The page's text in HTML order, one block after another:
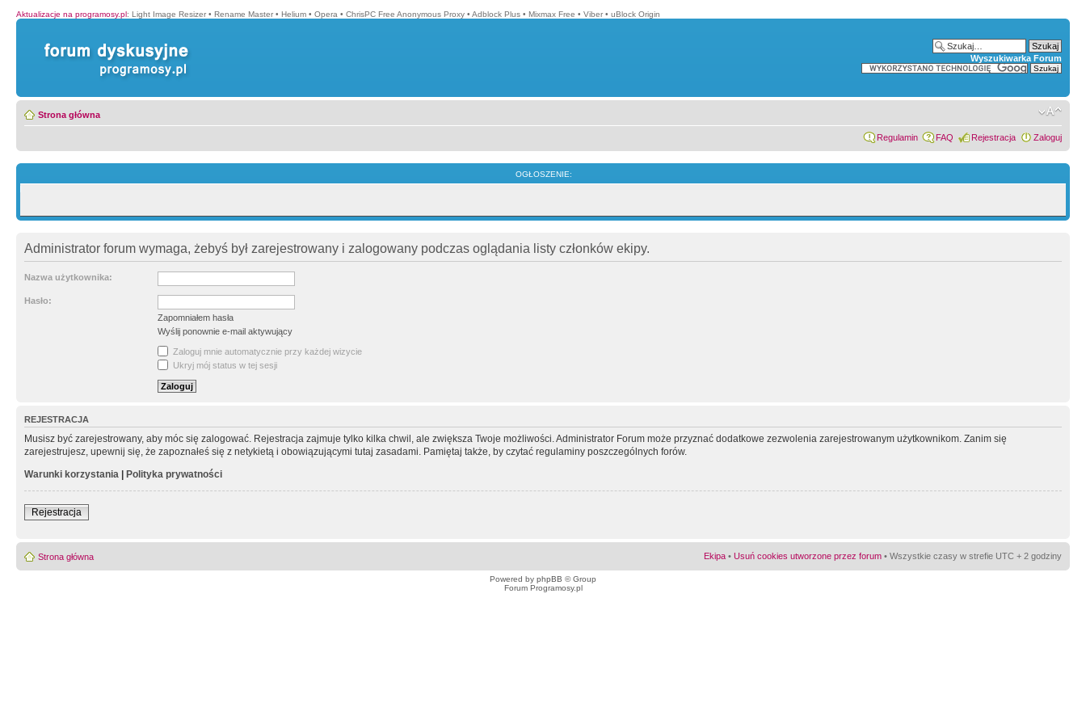
Aktualizacje na programosy.pl: Light Image Resizer • Rename Master • Helium • Opera • ChrisPC Free Anonymous Proxy • Adblock Plus • Mixmax Free • Viber • uBlock Origin
Wyszukiwarka Forum
Strona główna
Regulamin FAQ Rejestracja Zaloguj
OGŁOSZENIE:
Administrator forum wymaga, żebyś był zarejestrowany i zalogowany podczas oglądania listy członków ekipy.
Nazwa użytkownika:
Hasło:
Zapomniałem hasła
Wyślij ponownie e-mail aktywujący
Zaloguj mnie automatycznie przy każdej wizycie
Ukryj mój status w tej sesji
REJESTRACJA
Musisz być zarejestrowany, aby móc się zalogować. Rejestracja zajmuje tylko kilka chwil, ale zwiększa Twoje możliwości. Administrator Forum może przyznać dodatkowe zezwolenia zarejestrowanym użytkownikom. Zanim się
zarejestrujesz, upewnij się, że zapoznałeś się z netykietą i obowiązującymi tutaj zasadami. Pamiętaj także, by czytać regulaminy poszczególnych forów.
Warunki korzystania | Polityka prywatności
Rejestracja
Strona główna Ekipa • Usuń cookies utworzone przez forum • Wszystkie czasy w strefie UTC + 2 godziny
Powered by phpBB © Group
Forum Programosy.pl